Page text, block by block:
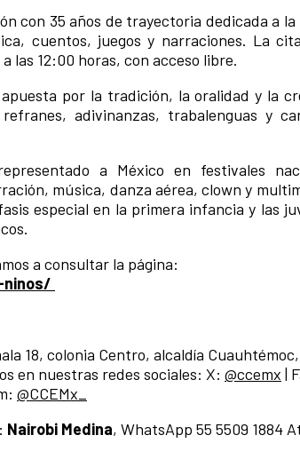
con 35 años de trayectoria dedicada a
cuentos, juegos y narraciones. La
las 12:00 horas, con acceso libre.
apuesta por la tradición, la oralidad y la
adivinanzas, trabalenguas y
a México en festivales
música, danza aérea, clown y
especial en la primera infancia y las
a consultar la página:
18, colonia Centro, alcaldía Cuauhtémoc,
en nuestras redes sociales: X: @ccemx |
@CCEMx_
Nairobi Medina, WhatsApp 55 5509 1884